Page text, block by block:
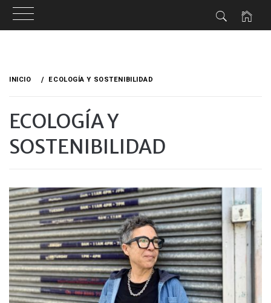
INICIO ECOLOGÍA Y SOSTENIBILIDAD
ECOLOGÍA Y
SOSTENIBILIDAD